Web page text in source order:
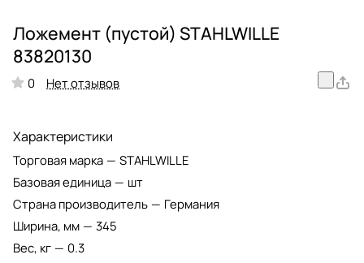
Ложемент (пустой) STAHLWILLE
83820130
0 Нет отзывов
Характеристики
Торговая марка — STAHLWILLE
Базовая единица — шт
Страна производитель — Германия
Ширина, мм — 345
Вес, кг — 0.3